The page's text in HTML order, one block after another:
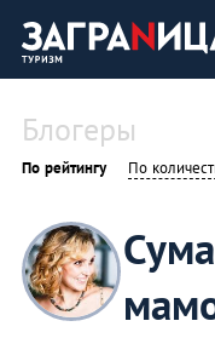
Блогеры
По рейтингу По